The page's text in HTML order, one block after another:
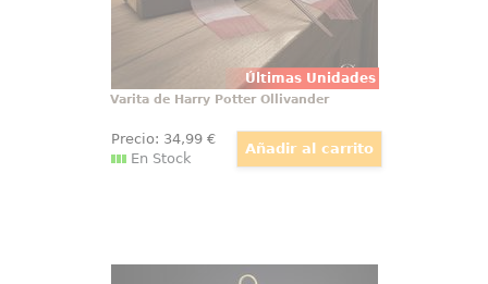
Últimas Unidades
Varita de Harry Potter Ollivander
Precio: 34,99€
En Stock
Giratiempos de Hermione